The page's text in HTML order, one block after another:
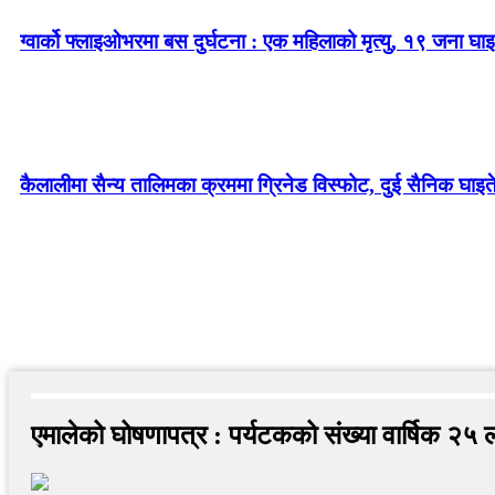
ग्वार्को फ्लाइओभरमा बस दुर्घटना : एक महिलाको मृत्यु, १९ जना
कैलालीमा सैन्य तालिमका क्रममा ग्रिनेड विस्फोट, दुई सैनिक
एमालेको घोषणापत्र : पर्यटकको संख्या वार्षिक २५